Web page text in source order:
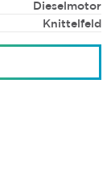
Dieselmotor
Knittelfeld